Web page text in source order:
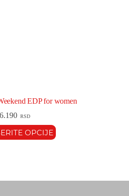
EDP for women
6.190 RSD
OPCIJE